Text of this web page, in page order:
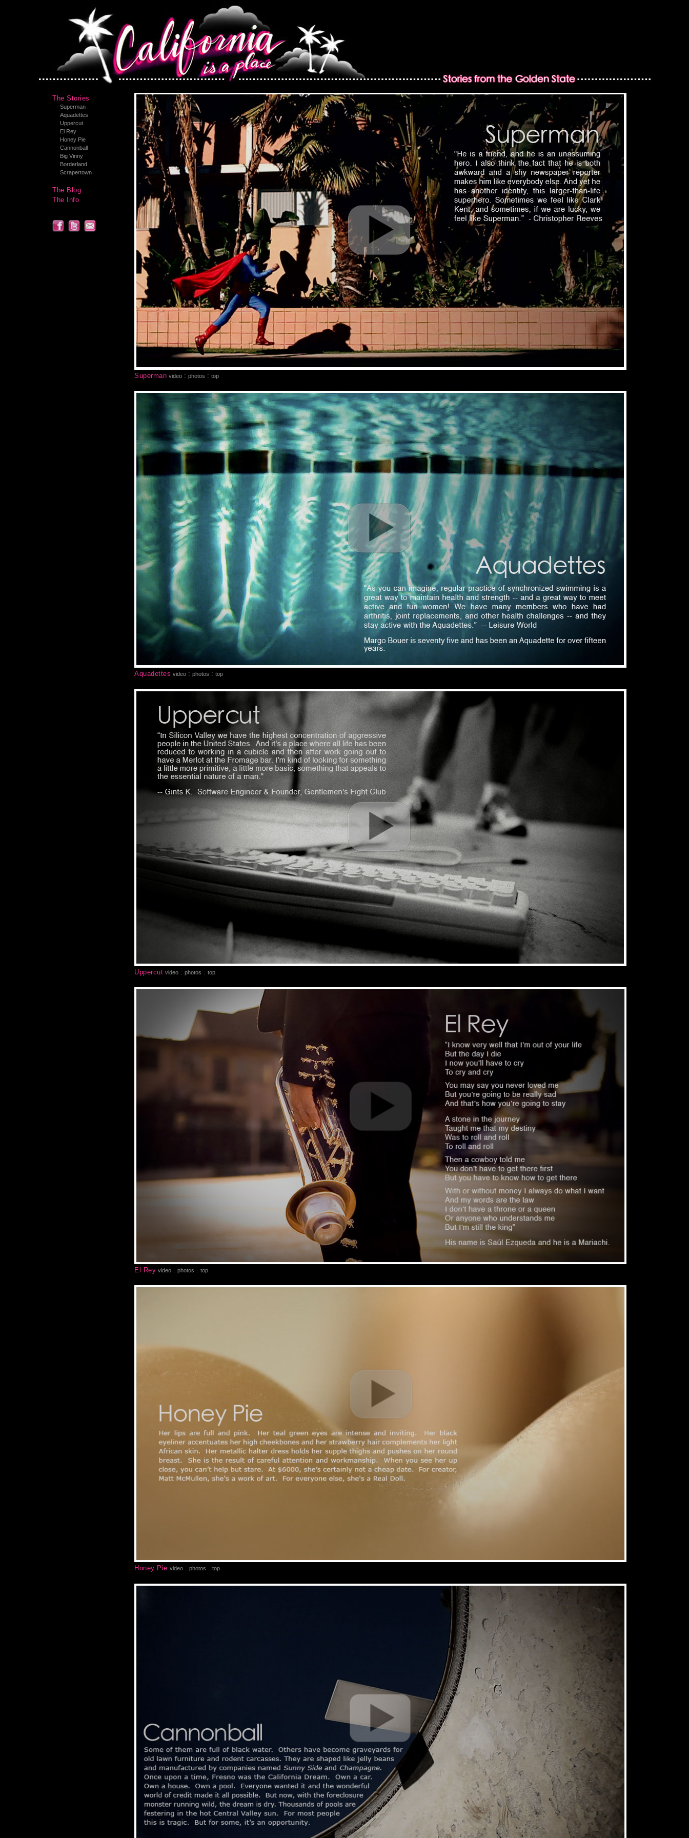
The Stories
Superman
Aquadettes
Uppercut
El Rey
Honey Pie
Cannonball
Big Vinny
Borderland
Scrapertown
The Blog
The Info
Superman video : photos : top
Aquadettes video : photos : top
Uppercut video : photos : top
El Rey video : photos : top
Honey Pie video: photos : top